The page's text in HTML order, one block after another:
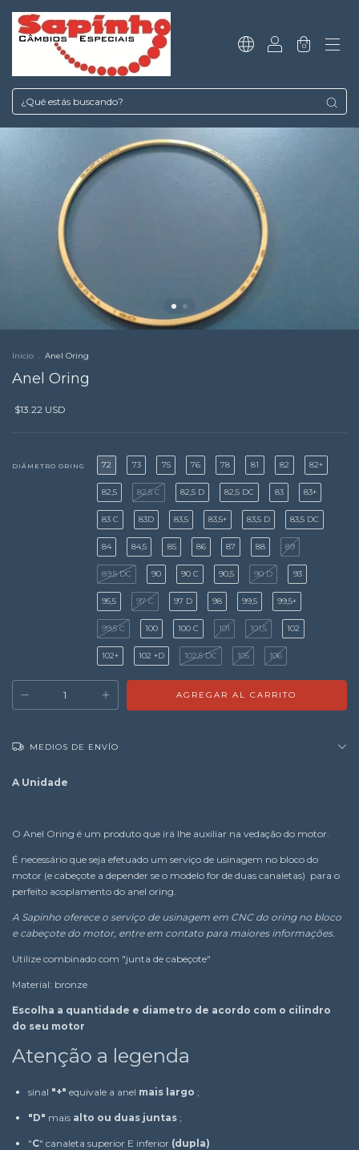
0
Inicio . Anel Oring
Anel Oring
$13.22 USD
DIÂMETRO ORING 72 73 75 76 78 81 82 82+
82,5 82,5 C 82,5 D 82,5 DC 83 83+
83 C 83D 83,5 83,5+ 83,5 D 83,5 DC
84 84,5 85 86 87 88 89
89,5 DC 90 90 C 90,5 90 D 93
95,5 97 C 97 D 98 99,5 99,5+
99,5 C 100 100 C 101 101,5 102
102+ 102 +D 102,5 DC 105 106
MEDIOS DE ENVÍO
A Unidade
O Anel Oring é um produto que irá lhe auxiliar na vedação do motor.
É necessário que seja efetuado um serviço de usinagem no bloco do
motor (e cabeçote a depender se o modelo for de duas canaletas) para o
perfeito acoplamento do anel oring.
A Sapinho oferece o serviço de usinagem em CNC do oring no bloco
e cabeçote do motor, entre em contato para maiores informações.
Utilize combinado com "junta de cabeçote"
Material: bronze
Escolha a quantidade e diametro de acordo com o cilindro
do seu motor
Atenção a legenda
sinal "+" equivale a anel mais largo ;
"D" mais alto ou duas juntas ;
"C" canaleta superior E inferior (dupla)